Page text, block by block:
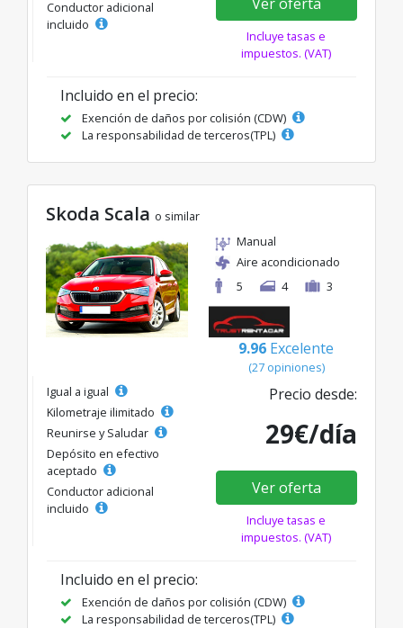
Conductor adicional
incluido
Incluye tasas e
impuestos. (VAT)
Incluido en el precio:
Exención de daños por colisión (CDW)
La responsabilidad de terceros(TPL)
Skoda Scala o similar
Manual
Aire acondicionado
5
4 3
9.96 Excelente
(27 opiniones)
Igual a igual
Kilometraje ilimitado
Reunirse y Saludar
Depósito en efectivo
aceptado
Conductor adicional
incluido
Precio desde:
29€/día
Ver oferta
Incluye tasas e
impuestos. (VAT)
Incluido en el precio:
Exención de daños por colisión (CDW)
La responsabilidad de terceros(TPL)